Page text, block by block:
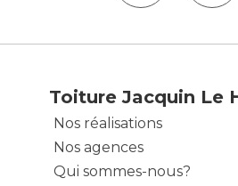
Toiture Jacquin Le
Nos réalisations
Nos agences
Qui sommes-nous?